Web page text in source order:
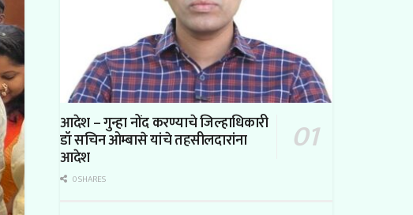
आदेश – गुन्हा नोंद करण्याचे जिल्हाधिकारी
डॉ सचिन ओम्बासे यांचे तहसीलदारांना
आदेश
0 SHARES